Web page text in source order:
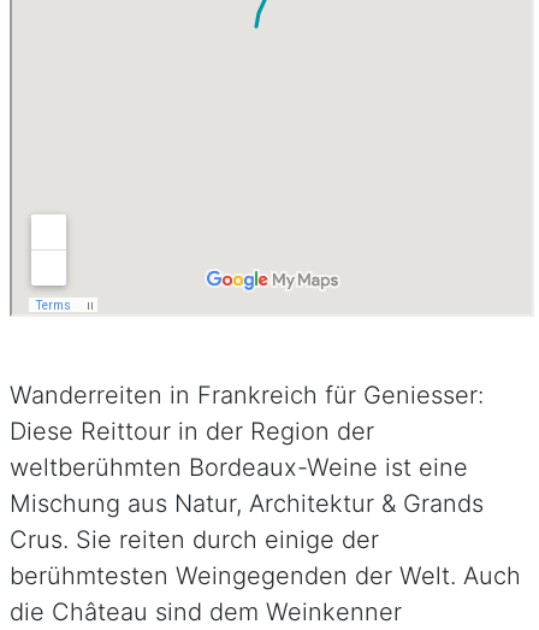
Wanderreiten in Frankreich für Geniesser:
Diese Reittour in der Region der
weltberühmten Bordeaux-Weine ist eine
Mischung aus Natur, Architektur & Grands
Crus. Sie reiten durch einige der
berühmtesten Weingegenden der Welt. Auch
die Château sind dem Weinkenner